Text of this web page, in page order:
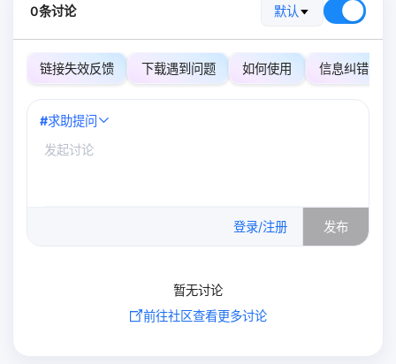
0条讨论 默认
链接失效反馈 下载遇到问题 如何使用 信息纠错
#求助提问
登录/注册 发布
暂无讨论
前往社区查看更多讨论